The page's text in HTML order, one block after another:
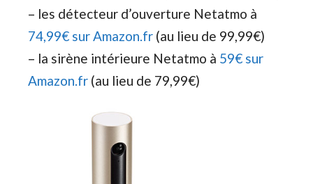
– les détecteur d’ouverture Netatmo à
74,99€ sur Amazon.fr (au lieu de 99,99€)
– la sirène intérieure Netatmo à 59€ sur
Amazon.fr (au lieu de 79,99€)